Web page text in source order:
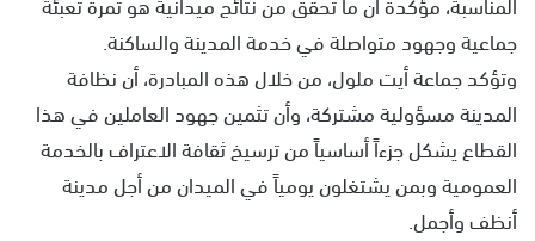
جماعية وجهود متواصلة في خدمة المدينة والساكنة.
وتؤكد جماعة أيت ملول، من خلال هذه المبادرة، أن نظافة
المدينة مسؤولية مشتركة، وأن تثمين جهود العاملين في هذا
القطاع يشكل جزءاً أساسياً من ترسيخ ثقافة الاعتراف بالخدمة
العمومية وبمن يشتغلون يومياً في الميدان من أجل مدينة
أنظف وأجمل.